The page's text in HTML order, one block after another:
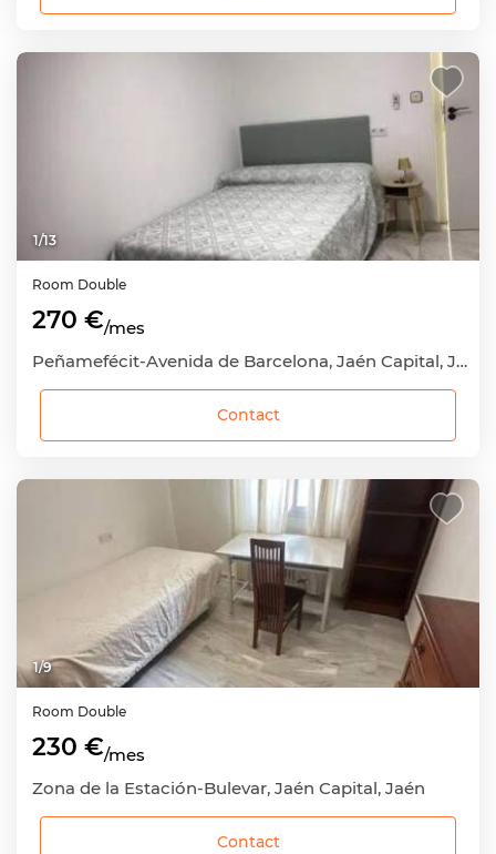
1/13
Room Double
270 €/mes
Peñamefécit-Avenida de Barcelona, Jaén Capital, Jaén
Contact
1/9
Room Double
230 €/mes
Zona de la Estación-Bulevar, Jaén Capital, Jaén
Contact